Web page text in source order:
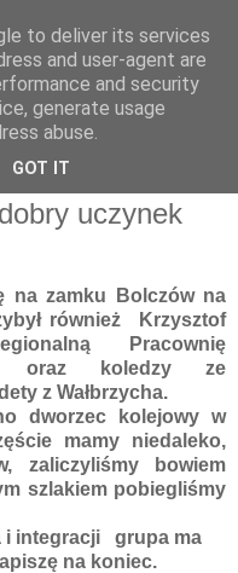
uczynek
na zamku Bolczów na
również Krzysztof
Pracownię
oraz koledzy ze
z Wałbrzycha.
dworzec kolejowy w
mamy niedaleko,
zaliczyliśmy bowiem
szlakiem pobiegliśmy
i integracji grupa ma
na koniec.
to deliver its services
and user-agent are
and security
generate usage
abuse.
GOT IT